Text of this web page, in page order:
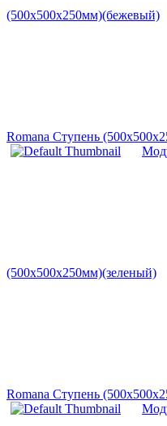
(500х500х250мм)(бежевый)
Romana Ступень
(500х500х250мм)(зеленый)
Romana Ступень